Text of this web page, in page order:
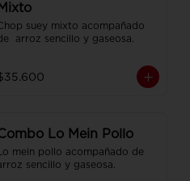
Mixto
suey mixto acompañado
arroz sencillo y gaseosa.
Lo Mein Pollo
Lo mein pollo acompañado de
sencillo y gaseosa.